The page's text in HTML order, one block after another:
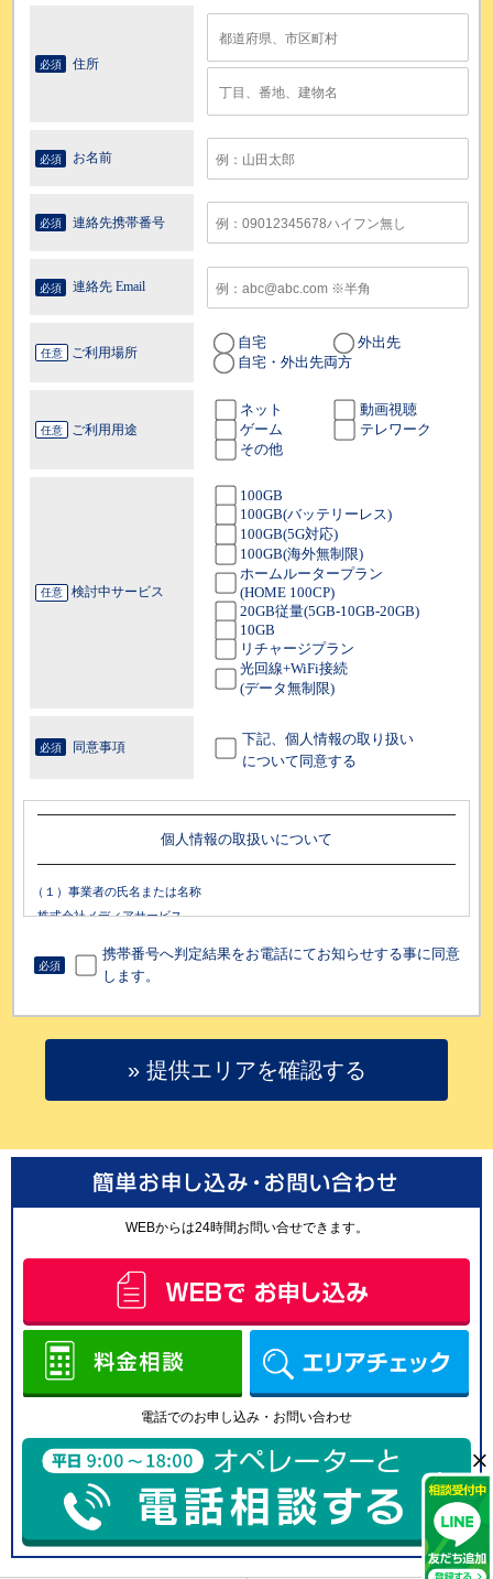
必須 住所
必須 お名前
必須 連絡先携帯番号
必須 連絡先 Email
任意 ご利用場所
自宅
外出先
自宅・外出先両方
任意 ご利用用途
ネット
動画視聴
ゲーム
テレワーク
その他
任意 検討中サービス
100GB
100GB(バッテリーレス)
100GB(5G対応)
100GB(海外無制限)
ホームルータープラン
(HOME 100CP)
20GB従量(5GB-10GB-20GB)
10GB
リチャージプラン
光回線+WiFi接続
(データ無制限)
必須 同意事項
下記、個人情報の取り扱い
について同意する
個人情報の取扱いについて
（１）事業者の氏名または名称
株式会社メディアサービス
び連絡先
個人情報保護管理者：財務管理グループ長
電話番号：0120-540-784
（３）個人情報の利用目的
・ お問い合わせ内容にお電話にて回答するため
・ お申込み頂いた内容にお電話にて回答するため
・ 関連するアフターサービスのご案内のため
ライバシーポリシーに従い、リマインド通知の目的で活用する場合がありま
・ 新商品や新たなサービス等のご案内のため
・ 電話の通話内容録音は、当社サービス品質向上のため
・ 当社配信のメールマガジンを希望される方の個人情報は、メールマガジン
・ 上記に付随する業務に使用するため
（４）個人情報の第三者提供について
取得した個人情報は法令等による場合を除いて第三者に提供することはあり
ません。
（５）個人情報の取扱いの委託について
取得した個人情報の取扱いの全部又は、一部を委託することがございます。
この場合、個人情報を適切に取り扱っている委託先を選定し、個人情報の適
正管理や機密の保持に関して契約等を締結し適切な管理を実施します。
（６）個人情報を与えなかった場合に生じる結果
個人情報を与えることは任意です。個人情報に関する情報の一部をご提供い
ただけない場合は、お問い合わせ 内容に回答できない可能性があります。
（７）開示対象個人情報の開示等および問い合わせ窓口について
ご本人からの求めにより、当社が保有する開示対象個人情報に関する開示、
利用目的の通知、内容の訂正・追 加または削除、利用停止、消去および第三
必須
携帯番号へ判定結果をお電話にてお知らせする事に同意
します。
» 提供エリアを確認する
WEBからは24時間お問い合せできます。
電話でのお申し込み・お問い合わせ
×
×